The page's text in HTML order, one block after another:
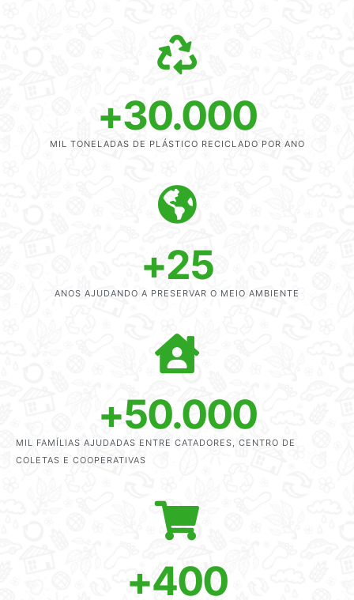
MIL TONELADAS DE PLÁSTICO RECICLADO POR ANO
+30.000
ANOS AJUDANDO A PRESERVAR O MEIO AMBIENTE
+25
MIL FAMÍLIAS AJUDADAS ENTRE CATADORES, CENTRO DE
COLETAS E COOPERATIVAS
+50.000
+400